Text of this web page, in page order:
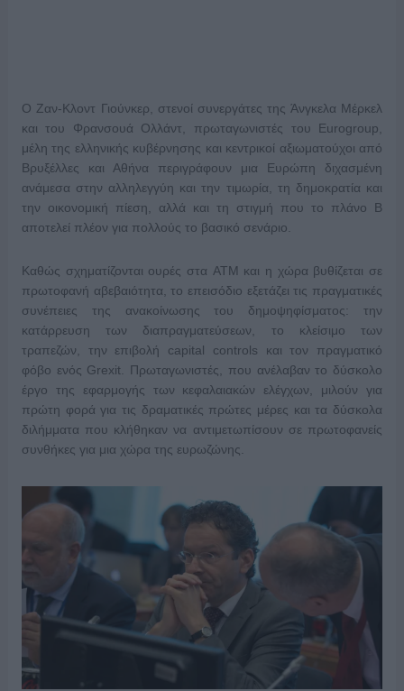
Ο Ζαν-Κλοντ Γιούνκερ, στενοί συνεργάτες της Άνγκελα Μέρκελ
και του Φρανσουά Ολλάντ, πρωταγωνιστές του Eurogroup,
μέλη της ελληνικής κυβέρνησης και κεντρικοί αξιωματούχοι από
Βρυξέλλες και Αθήνα περιγράφουν μια Ευρώπη διχασμένη
ανάμεσα στην αλληλεγγύη και την τιμωρία, τη δημοκρατία και
την οικονομική πίεση, αλλά και τη στιγμή που το πλάνο Β
αποτελεί πλέον για πολλούς το βασικό σενάριο.
Καθώς σχηματίζονται ουρές στα ATM και η χώρα βυθίζεται σε
πρωτοφανή αβεβαιότητα, το επεισόδιο εξετάζει τις πραγματικές
συνέπειες της ανακοίνωσης του δημοψηφίσματος: την
κατάρρευση των διαπραγματεύσεων, το κλείσιμο των
τραπεζών, την επιβολή capital controls και τον πραγματικό
φόβο ενός Grexit. Πρωταγωνιστές, που ανέλαβαν το δύσκολο
έργο της εφαρμογής των κεφαλαιακών ελέγχων, μιλούν για
πρώτη φορά για τις δραματικές πρώτες μέρες και τα δύσκολα
διλήμματα που κλήθηκαν να αντιμετωπίσουν σε πρωτοφανείς
συνθήκες για μια χώρα της ευρωζώνης.